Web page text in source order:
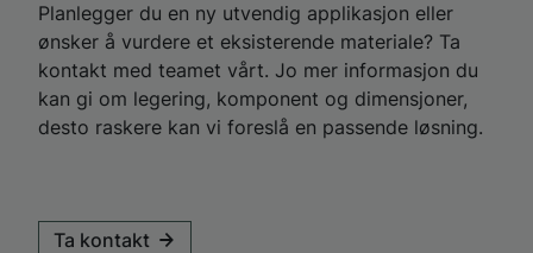
Planlegger du en ny utvendig applikasjon eller
ønsker å vurdere et eksisterende materiale? Ta
kontakt med teamet vårt. Jo mer informasjon du
kan gi om legering, komponent og dimensjoner,
desto raskere kan vi foreslå en passende løsning.
Ta kontakt